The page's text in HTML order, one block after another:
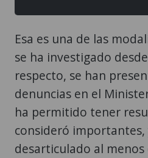
Esa es una de las
se ha investigado
respecto, se han
denuncias en el
ha permitido tener
consideró importantes,
desarticulado al